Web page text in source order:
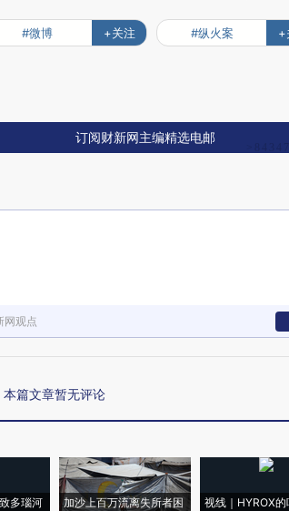
#微博 +关注 #纵火案 +
订阅财新网主编精选电邮
网观点
本篇文章暂无评论
多瑙河
加沙上百万流离失所者困
视线｜HYROX的